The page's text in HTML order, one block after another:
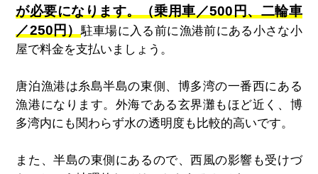
が必要になります。（乗用車／500円、二輪車
／250円） 駐車場に入る前に漁港前にある小さな小
屋で料金を支払いましょう。
唐泊漁港は糸島半島の東側、博多湾の一番西にある
漁港になります。 外海である玄界灘もほど近く、博
多湾内にも関わらず水の透明度も比較的高いです。
また、半島の東側にあるので、西風の影響も受けづ